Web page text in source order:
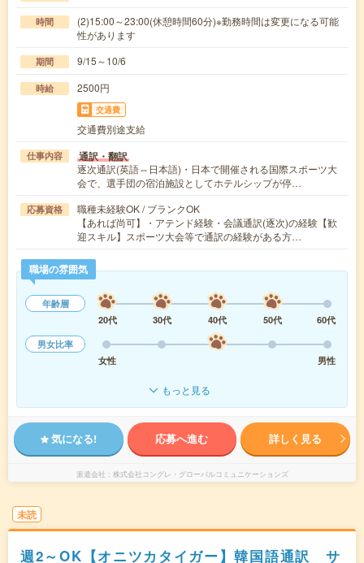
時間
(2)15:00～23:00(休憩時間60分)※勤務時間は変更になる可能
性があります
期間 9/15～10/6
時給 2500円
交通費
交通費別途支給
仕事内容 通訳・翻訳
逐次通訳(英語⇔日本語)・日本で開催される国際スポーツ大
会で、選手団の宿泊施設としてホテルシップが停…
応募資格
職種未経験OK / ブランクOK
【あれば尚可】・アテンド経験・会議通訳(逐次)の経験【歓
迎スキル】スポーツ大会等で通訳の経験がある方…
職場の雰囲気
年齢層
20代
30代 40代 50代
60代
男女比率
女性
男性
もっと見る
気になる! 応募へ進む 詳しく見る
派遣会社 株式会社コングレ・グローバルコミュニケーションズ
未読
週2～OK【オニツカタイガー】韓国語通訳 サ